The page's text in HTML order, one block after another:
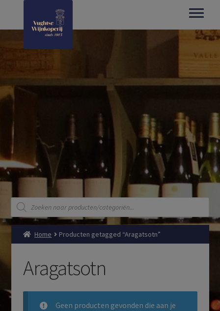
Producten
zoeken
Home Producten getagged “Aragatsotn”
Aragatsotn
Geen producten gevonden die aan je